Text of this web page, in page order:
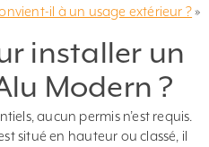
il à un usage extérieur ?»
installer un
Modern ?
aucun permis n’est requis.
situé en hauteur ou classé, il